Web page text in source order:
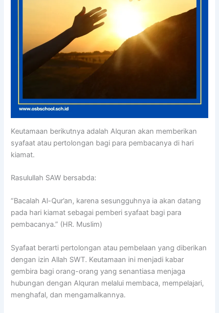
Keutamaan berikutnya adalah Alquran akan memberikan
syafaat atau pertolongan bagi para pembacanya di hari
kiamat.
Rasulullah SAW bersabda:
“Bacalah Al-Qur’an, karena sesungguhnya ia akan datang
pada hari kiamat sebagai pemberi syafaat bagi para
pembacanya.” (HR. Muslim)
Syafaat berarti pertolongan atau pembelaan yang diberikan
dengan izin Allah SWT. Keutamaan ini menjadi kabar
gembira bagi orang-orang yang senantiasa menjaga
hubungan dengan Alquran melalui membaca, mempelajari,
menghafal, dan mengamalkannya.